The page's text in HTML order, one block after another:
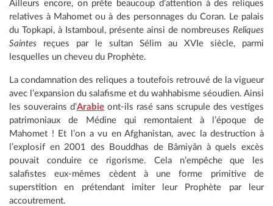
Ailleurs encore, on prête beaucoup d’attention à des reliques
relatives à Mahomet ou à des personnages du Coran. Le palais
du Topkapi, à Istamboul, présente ainsi de nombreuses Reliques
Saintes reçues par le sultan Sélim au XVIe siècle, parmi
lesquelles un cheveu du Prophète.
La condamnation des reliques a toutefois retrouvé de la vigueur
avec l’expansion du salafisme et du wahhabisme séoudien. Ainsi
les souverains d’Arabie ont-ils rasé sans scrupule des vestiges
patrimoniaux de Médine qui remontaient à l’époque de
Mahomet ! Et l’on a vu en Afghanistan, avec la destruction à
l’explosif en 2001 des Bouddhas de Bâmiyân à quels excès
pouvait conduire ce rigorisme. Cela n’empêche que les
salafistes eux-mêmes cèdent à une forme primitive de
superstition en prétendant imiter leur Prophète par leur
accoutrement.